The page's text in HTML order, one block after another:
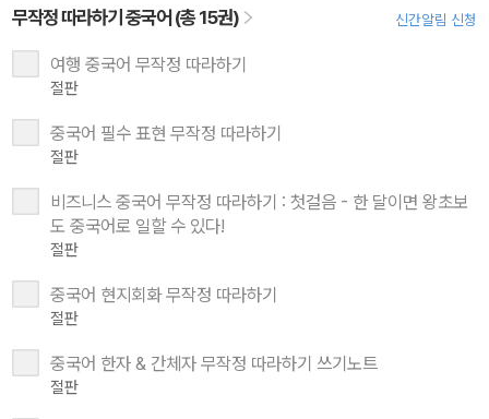
무작정 따라하기 중국어 (총 15권) 신간알림 신청
여행 중국어 무작정 따라하기
절판
중국어 필수 표현 무작정 따라하기
절판
비즈니스 중국어 무작정 따라하기 : 첫걸음 - 한 달이면 왕초보
도 중국어로 일할 수 있다!
절판
중국어 현지회화 무작정 따라하기
절판
중국어 한자 & 간체자 무작정 따라하기 쓰기노트
절판